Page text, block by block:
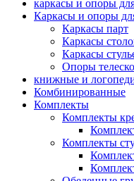
каркасы и опоры
Каркасы и опоры
Каркасы парт
Каркасы
Каркасы
Опоры
книжные и
Комбинированные
Комплекты
Комплекты
Комплекты